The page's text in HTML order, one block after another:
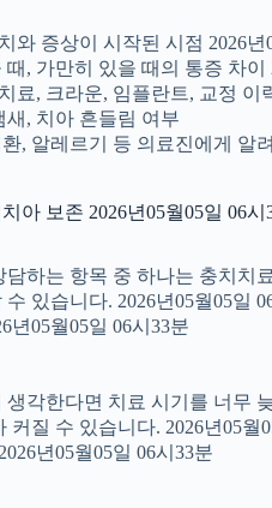
와 증상이 시작된 시점 2026년
, 가만히 있을 때의 통증 차이
료, 크라운, 임플란트, 교정 이
새, 치아 흔들림 여부
, 알레르기 등 의료진에게 알
아 보존 2026년05월05일 06시
하는 항목 중 하나는 충치치
있습니다. 2026년05월05일
년05월05일 06시33분
각한다면 치료 시기를 너무
커질 수 있습니다. 2026년05
년05월05일 06시33분